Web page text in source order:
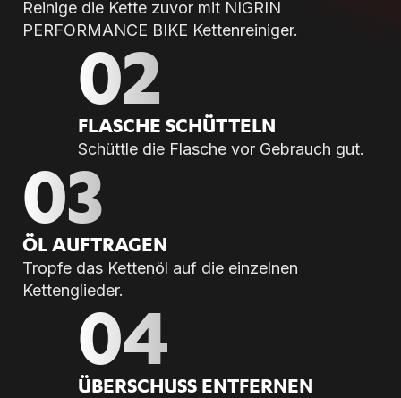
Reinige die Kette zuvor mit NIGRIN
PERFORMANCE BIKE Kettenreiniger.
02
FLA­SCHE SCHÜT­TELN
Schüttle die Flasche vor Gebrauch gut.
03
ÖL AUF­TRA­GEN
Tropfe das Kettenöl auf die einzelnen
Kettenglieder.
04
ÜBER­SCHUSS ENT­FER­NEN